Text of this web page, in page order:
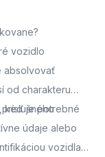
vozidlo
absolvovať
od charakteru
keď je potrebné
údaje alebo
vozidla.